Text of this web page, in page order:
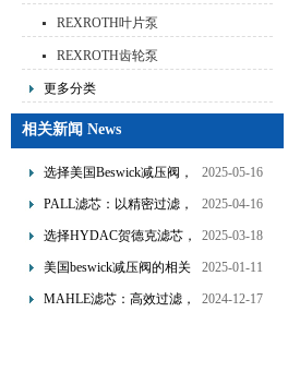
REXROTH叶片泵
REXROTH齿轮泵
更多分类
相关新闻 News
选择美国Beswick减压阀，
提升流体系统效率
2025-05-16
PALL滤芯：以精密过滤，
为工业流体筑起“隐形安全
2025-04-16
选择HYDAC贺德克滤芯，
享受精准过滤与稳定性能
2025-03-18
美国beswick减压阀的相关
知识
2025-01-11
MAHLE滤芯：高效过滤，
2024-12-17